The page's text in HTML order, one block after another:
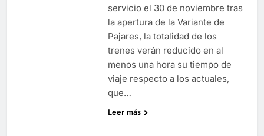
servicio el 30 de noviembre tras
la apertura de la Variante de
Pajares, la totalidad de los
trenes verán reducido en al
menos una hora su tiempo de
viaje respecto a los actuales,
que…
Leer más